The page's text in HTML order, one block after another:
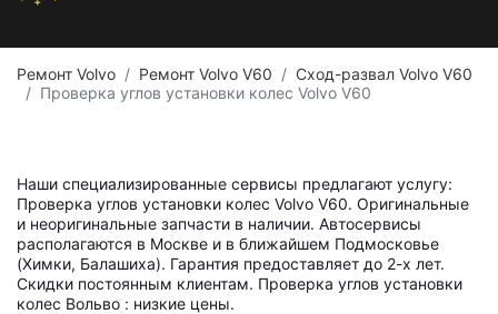
Ремонт Volvo Ремонт Volvo V60
Сход-развал Volvo V60
Проверка углов установки колес Volvo V60
Наши специализированные сервисы предлагают услугу:
Проверка углов установки колес Volvo V60. Оригинальные
и неоригинальные запчасти в наличии. Автосервисы
располагаются в Москве и в ближайшем Подмосковье
(Химки, Балашиха). Гарантия предоставляет до 2-х лет.
Скидки постоянным клиентам. Проверка углов установки
колес Вольво : низкие цены.